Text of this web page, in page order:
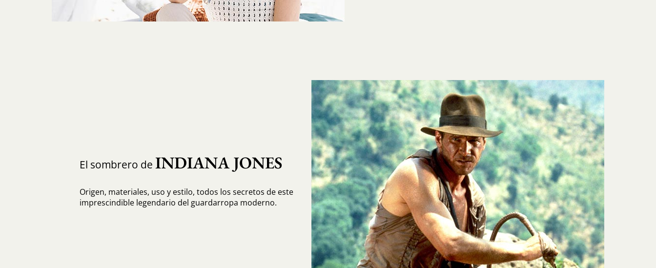
El sombrero de INDIANA JONES
Origen, materiales, uso y estilo, todos los secretos de este
imprescindible legendario del guardarropa moderno.